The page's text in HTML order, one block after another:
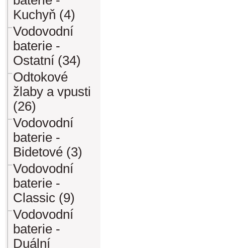
Kuchyň (4)
Vodovodní
baterie -
Ostatní (34)
Odtokové
žlaby a vpusti
(26)
Vodovodní
baterie -
Bidetové (3)
Vodovodní
baterie -
Classic (9)
Vodovodní
baterie -
Duální